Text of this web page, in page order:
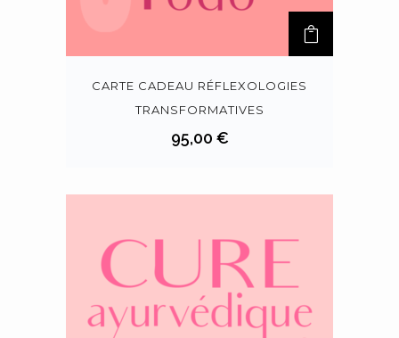
CARTE CADEAU RÉFLEXOLOGIES
TRANSFORMATIVES
95,00 €